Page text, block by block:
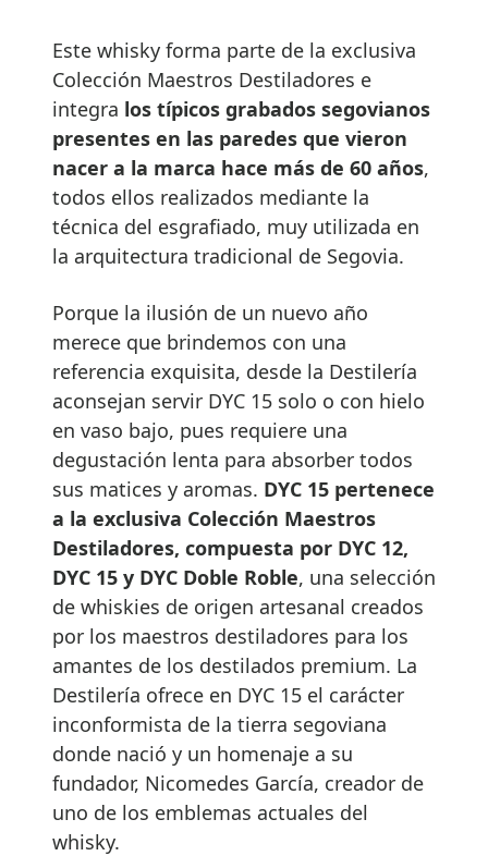
Este whisky forma parte de la exclusiva
Colección Maestros Destiladores e
integra los típicos grabados segovianos
presentes en las paredes que vieron
nacer a la marca hace más de 60 años,
todos ellos realizados mediante la
técnica del esgrafiado, muy utilizada en
la arquitectura tradicional de Segovia.
Porque la ilusión de un nuevo año
merece que brindemos con una
referencia exquisita, desde la Destilería
aconsejan servir DYC 15 solo o con hielo
en vaso bajo, pues requiere una
degustación lenta para absorber todos
sus matices y aromas. DYC 15 pertenece
a la exclusiva Colección Maestros
Destiladores, compuesta por DYC 12,
DYC 15 y DYC Doble Roble, una selección
de whiskies de origen artesanal creados
por los maestros destiladores para los
amantes de los destilados premium. La
Destilería ofrece en DYC 15 el carácter
inconformista de la tierra segoviana
donde nació y un homenaje a su
fundador, Nicomedes García, creador de
uno de los emblemas actuales del
whisky.